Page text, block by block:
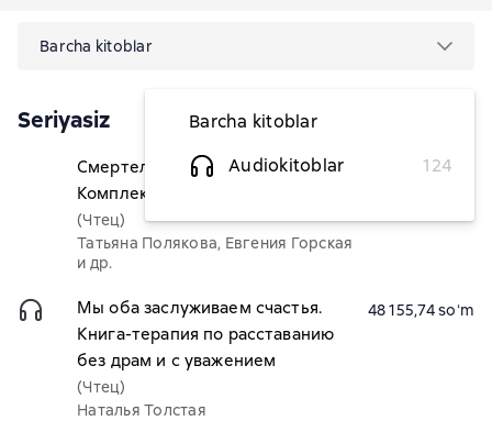
Barcha kitoblar
Barcha kitoblar
Audiokitoblar
124
Seriyasiz
Смертельные признания.
Комплект из 3 книг
(Чтец)
Татьяна Полякова, Евгения Горская
и др.
163 788,06 soʻm
Мы оба заслуживаем счастья.
Книга-терапия по расставанию
без драм и с уважением
(Чтец)
Наталья Толстая
48 155,74 soʻm